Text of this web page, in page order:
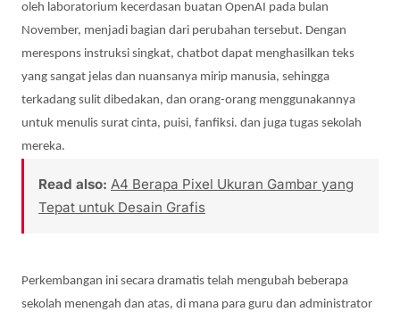
oleh laboratorium kecerdasan buatan OpenAI pada bulan
November, menjadi bagian dari perubahan tersebut. Dengan
merespons instruksi singkat, chatbot dapat menghasilkan teks
yang sangat jelas dan nuansanya mirip manusia, sehingga
terkadang sulit dibedakan, dan orang-orang menggunakannya
untuk menulis surat cinta, puisi, fanfiksi. dan juga tugas sekolah
mereka.
Read also: A4 Berapa Pixel Ukuran Gambar yang
Tepat untuk Desain Grafis
Perkembangan ini secara dramatis telah mengubah beberapa
sekolah menengah dan atas, di mana para guru dan administrator